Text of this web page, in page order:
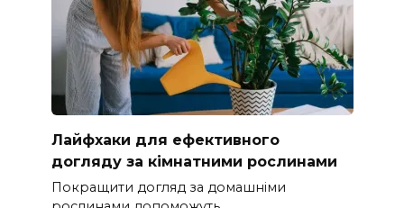
Лайфхаки для ефективного
догляду за кімнатними рослинами
Покращити догляд за домашніми